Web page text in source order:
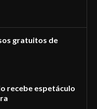
gratuitos de
recebe espetáculo